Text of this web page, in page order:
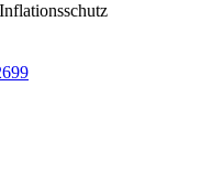
Inflationsschutz